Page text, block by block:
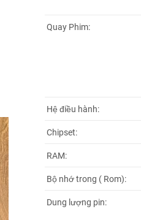
Quay Phim:
Hệ điều hành:
Chipset:
RAM:
Bộ nhớ trong ( Rom):
Dung lượng pin: